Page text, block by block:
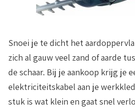
Snoei je te dicht het
zich al gauw veel zand of aarde
de schaar. Bij je aankoop krijg je
elektriciteitskabel aan je
stuk is wat klein en gaat snel